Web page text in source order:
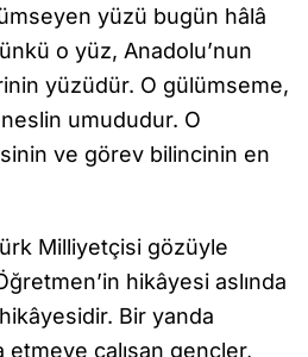
yüzü bugün hâlâ
o yüz, Anadolu’nun
yüzüdür. O gülümseme,
umududur. O
ve görev bilincinin en
Milliyetçisi gözüyle
hikâyesi aslında
Bir yanda
çalışan gençler,